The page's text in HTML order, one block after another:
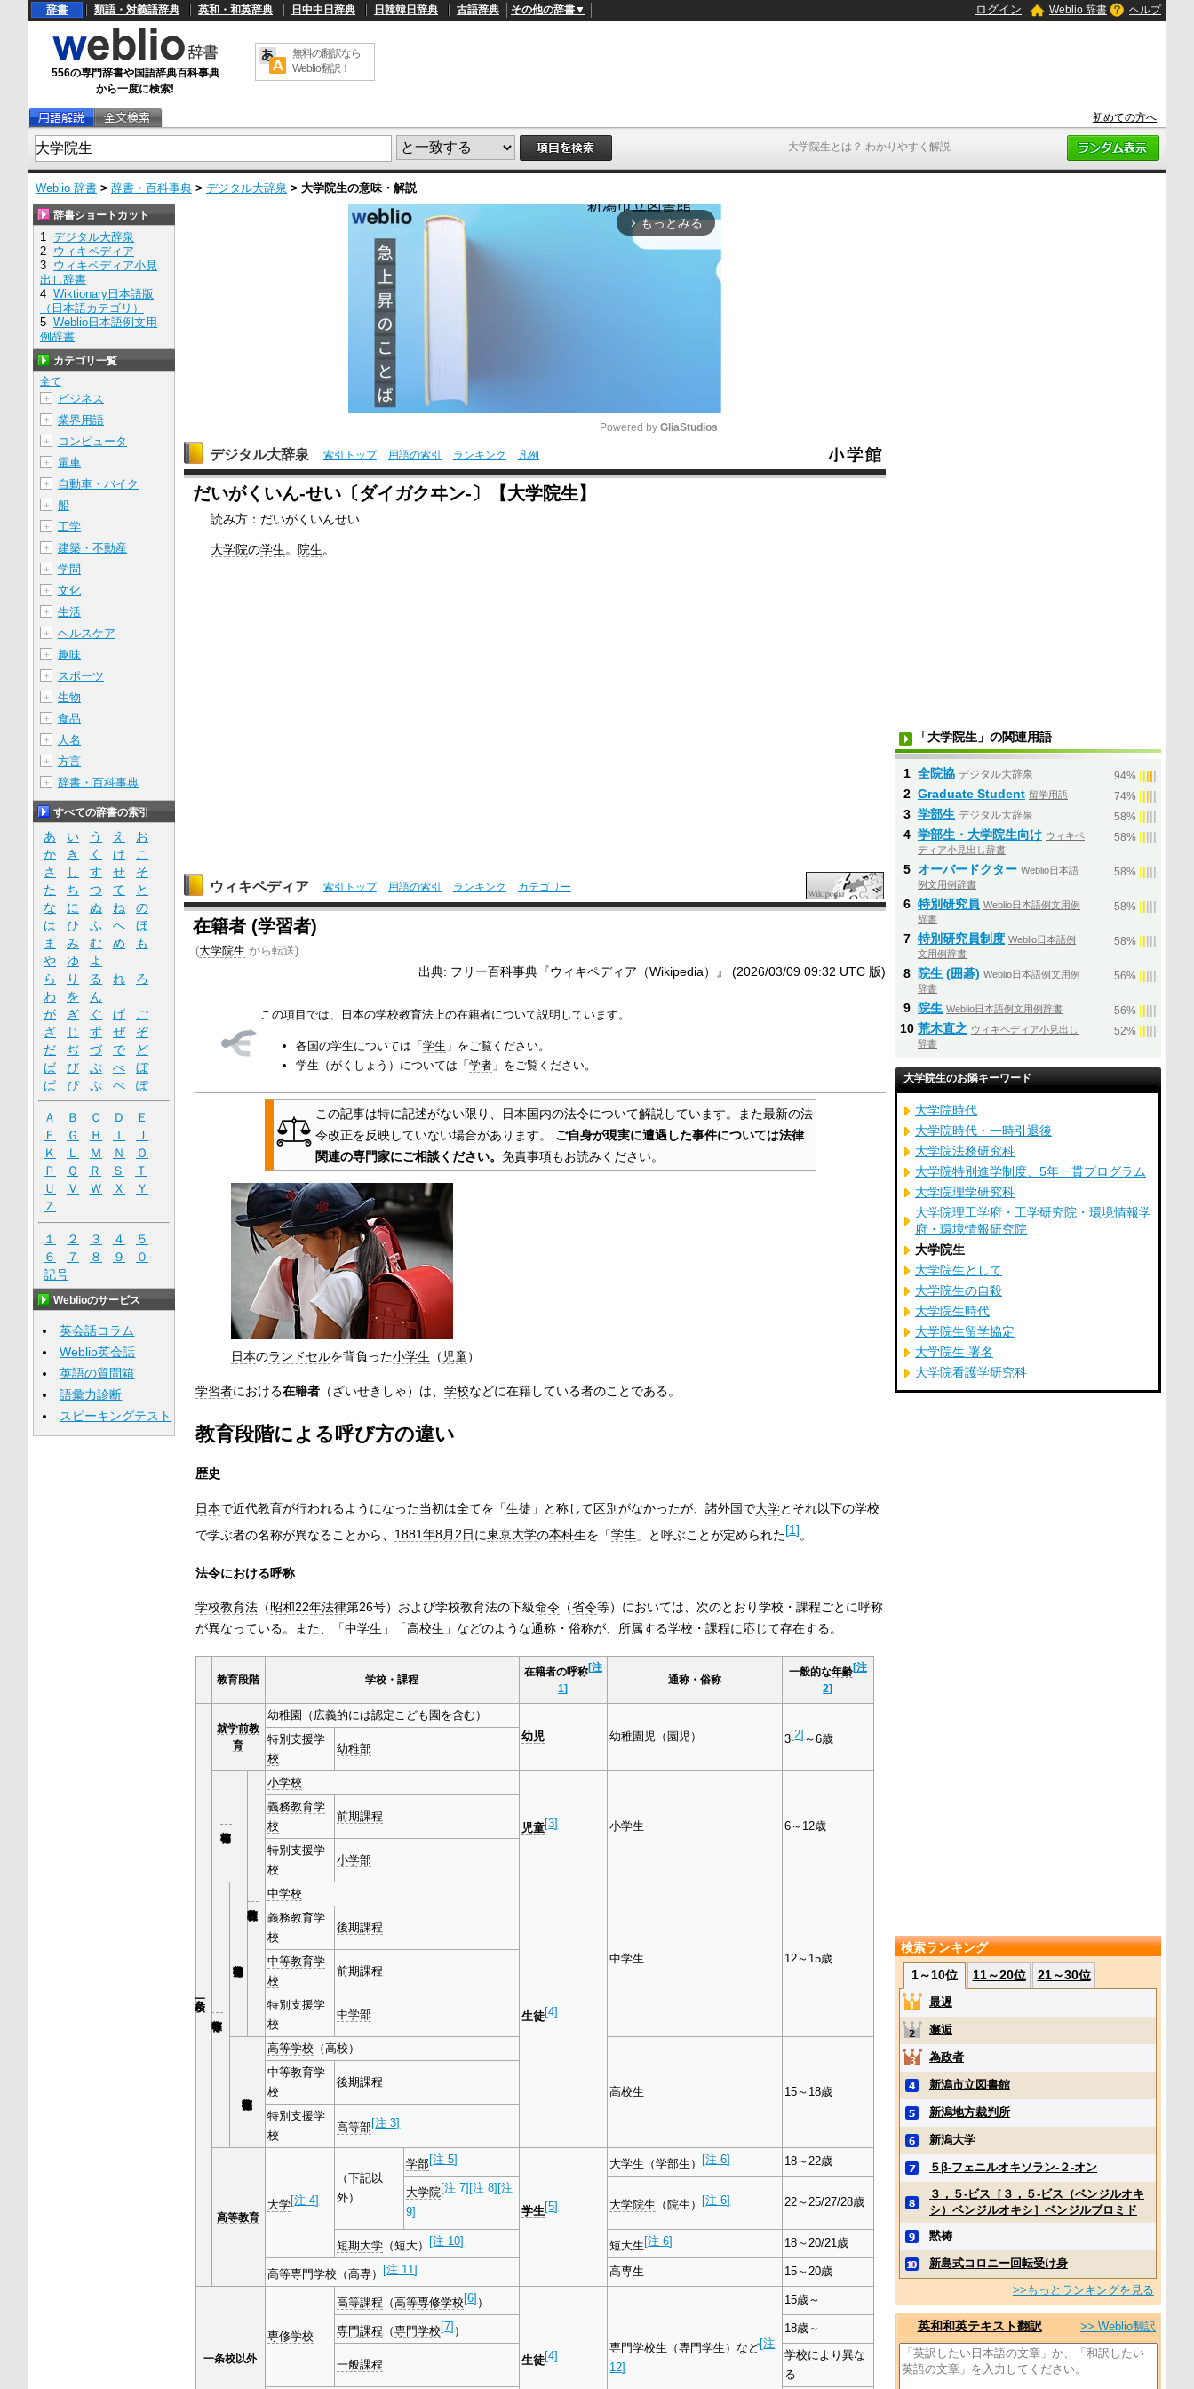
大学院生とは？ わかりやすく解説
辞書 類語・対義語辞典 英和・和英辞典 日中中日辞典 日韓韓日辞典 古語辞典 その他の辞書▼ ログイン Weblio 辞書 ヘルプ
556の専門辞書や国語辞典百科事典
から一度に検索!
無料の翻訳なら
Weblio翻訳！
初めての方へ
Weblio 辞書 > 辞書・百科事典 > デジタル大辞泉 > 大学院生の意味・解説
arrow_forward_ios もっとみる
M
Powered by GliaStudios
デジタル大辞泉 索引トップ 用語の索引 ランキング 凡例
だいがくいん‐せい〔ダイガクヰン‐〕【大学院生】
読み方：だいがくいんせい
大学院の学生。 院生。
ウィキペディア 索引トップ 用語の索引 ランキング カテゴリー
在籍者 (学習者)
(大学院生 から転送)
出典: フリー百科事典『ウィキペディア（Wikipedia）』 (2026/03/09 09:32 UTC 版)
この項目では、日本の学校教育法上の在籍者について説明しています。
各国の学生については「 学生 」をご覧ください。
学生（がくしょう）については「 学者」をご覧ください。
この記事は特に記述がない限り、日本国内の法令について解説しています。また最新の法
令改正を反映していない場合があります。
ご自身が現実に遭遇した事件については法律
関連の専門家にご相談ください。 免責事項もお読みください。
日本のランドセルを背負った小学生 （ 児童）
学習者における在籍者（ざいせきしゃ）は、 学校などに在籍している者のことである。
教育段階による呼び方の違い
歴史
日本で近代教育が行われるようになった当初は全てを「生徒」と称して区別がなかったが、諸外国で大学とそれ以下の学校
で学ぶ者の名称が異なることから、 1881年8月2日に東京大学の本科生を「学生 」と呼ぶことが定められた[1]。
法令における呼称
学校教育法（昭和22年法律第26号）および学校教育法の下級命令（省令等）においては、次のとおり学校・課程ごとに呼称
が異なっている。また、「中学生」「高校生」などのような通称・俗称が、所属する学校・課程に応じて存在する。
教育段階 学校・課程
在籍者の呼称[注
1]
通称・俗称
一般的な年齢[注
2]
就学前教
育
幼稚園 （広義的には認定こども園 を含む）
幼児
幼稚園児（園児） 3[2]～6歳
特別支援学
校
幼稚部
小学校
児童[3] 小学生 6～12歳
義務教育学
校
前期課程
特別支援学
校
小学部
中学校
生徒[4]
中学生 12～15歳
義務教育学
校
後期課程
中等教育学
校
前期課程
特別支援学
校
中学部
高等学校 （高校）
高校生 15～18歳
中等教育学
校
後期課程
特別支援学
校
高等部[注 3]
高等教育
大学[注 4]
（下記以
外）
学部[注 5]
学生[5]
大学生（学部生） [注 6] 18～22歳
大学院[注 7] [注 8] [注
9]
大学院生 （院生） [注 6] 22～25/27/28歳
短期大学 （短大） [注 10] 短大生 [注 6] 18～20/21歳
高等専門学校 （高専） [注 11] 高専生 15～20歳
一条校以外
専修学校
高等課程 （高等専修学校 [6]）
生徒[4]
専門学校生（専門学生）など[注
12]
15歳～
専門課程 （専門学校 [7]） 18歳～
一般課程
学校により異な
る
辞書ショートカット
1 デジタル大辞泉
2 ウィキペディア
3 ウィキペディア小見
出し辞書
4 Wiktionary日本語版
（日本語カテゴリ）
5 Weblio日本語例文用
例辞書
カテゴリ一覧
全て
＋
ビジネス
＋ 業界用語
＋ コンピュータ
＋ 電車
＋ 自動車・バイク
＋ 船
＋ 工学
＋ 建築・不動産
＋ 学問
＋ 文化
＋ 生活
＋ ヘルスケア
＋ 趣味
＋ スポーツ
＋ 生物
＋ 食品
＋ 人名
＋ 方言
＋ 辞書・百科事典
すべての辞書の索引
あ い う え
お
か
き く け
こ
さ
し す せ
そ
た
ち つ て
と
な
に ぬ ね
の
は
ひ ふ へ
ほ
ま
み む め
も
や
ゆ
よ
ら
り る れ
ろ
わ
を
ん
が
ぎ ぐ げ
ご
ざ
じ ず ぜ
ぞ
だ
ぢ づ で
ど
ば
び ぶ べ
ぼ
ぱ
ぴ ぷ ぺ ぽ
Ａ Ｂ Ｃ Ｄ
Ｅ
Ｆ
Ｇ Ｈ Ｉ
Ｊ
Ｋ
Ｌ Ｍ Ｎ
Ｏ
Ｐ
Ｑ Ｒ Ｓ
Ｔ
Ｕ
Ｖ Ｗ Ｘ
Ｙ
Ｚ
１ ２ ３ ４
５
６
７ ８ ９
０
記号
Weblioのサービス
英会話コラム
Weblio英会話
英語の質問箱
語彙力診断
スピーキングテスト
「大学院生」の関連用語
1 全院協 デジタル大辞泉 94%
2 Graduate Student 留学用語 74%
3 学部生 デジタル大辞泉 58%
4 学部生・大学院生向け ウィキペ
ディア小見出し辞書
58%
5 オーバードクター Weblio日本語
例文用例辞書
58%
6 特別研究員 Weblio日本語例文用例
辞書
58%
7 特別研究員制度 Weblio日本語例
文用例辞書
58%
8 院生 (囲碁) Weblio日本語例文用例
辞書
56%
9 院生 Weblio日本語例文用例辞書 56%
10 荒木直之 ウィキペディア小見出し
辞書
52%
大学院生のお隣キーワード
大学院時代
大学院時代・一時引退後
大学院法務研究科
大学院特別進学制度、5年一貫プログラム
大学院理学研究科
大学院理工学府・工学研究院・環境情報学
府・環境情報研究院
大学院生
大学院生として
大学院生の自殺
大学院生時代
大学院生留学協定
大学院生 署名
大学院看護学研究科
検索ランキング
1～10位
11～20位 21～30位
最遅
邂逅
為政者
新潟市立図書館
新潟地方裁判所
新潟大学
５β‐フェニルオキソラン‐２‐オン
３，５‐ビス［３，５‐ビス（ベンジルオキ
シ）ベンジルオキシ］ベンジルブロミド
黙祷
新島式コロニー回転受け身
>>もっとランキングを見る
英和和英テキスト翻訳 >> Weblio翻訳